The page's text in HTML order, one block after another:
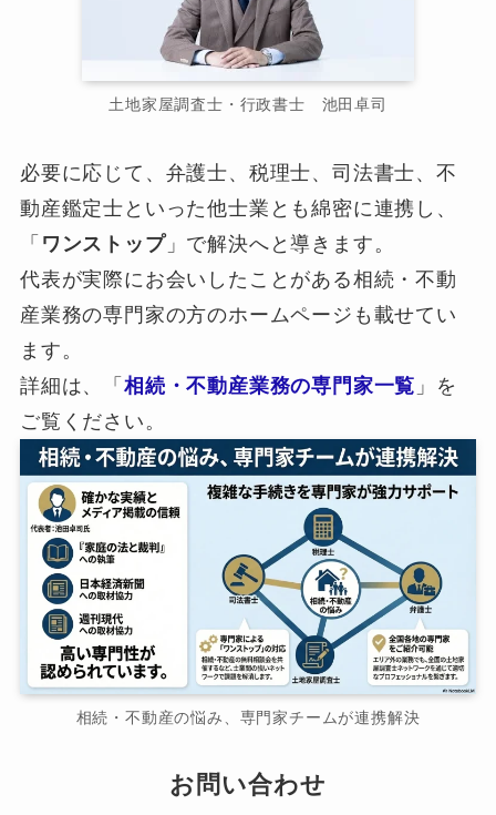
土地家屋調査士・行政書士 池田卓司
必要に応じて、弁護士、税理士、司法書士、不
動産鑑定士といった他士業とも綿密に連携し、
「 ワンストップ」で解決へと導きます。
代表が実際にお会いしたことがある相続・不動
産業務の専門家の方のホームページも載せてい
ます。
詳細は、「 相続・不動産業務の専門家一覧 」を
ご覧ください。
相続・不動産の悩み、専門家チームが連携解決
お問い合わせ